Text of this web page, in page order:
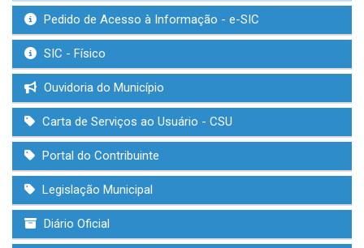
Pedido de Acesso à Informação - e-SIC
SIC - Físico
Ouvidoria do Município
Carta de Serviços ao Usuário - CSU
Portal do Contribuinte
Legislação Municipal
Diário Oficial